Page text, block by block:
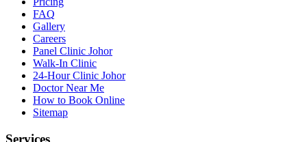
FAQ
Gallery
Careers
Panel Clinic Johor
Walk-In Clinic
24-Hour Clinic Johor
Doctor Near Me
How to Book Online
Sitemap
Services